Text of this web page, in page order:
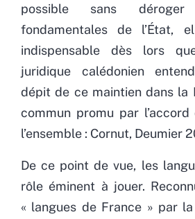
possible sans
fondamentales de l’État,
indispensable dès lors
juridique calédonien
dépit de ce maintien dans la
commun promu par
l’ensemble : Cornut, Deumier
De ce point de vue, les
rôle éminent à jouer.
« langues de France » par